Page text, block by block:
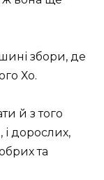
збори, де
Хо.
й з того
і дорослих,
та